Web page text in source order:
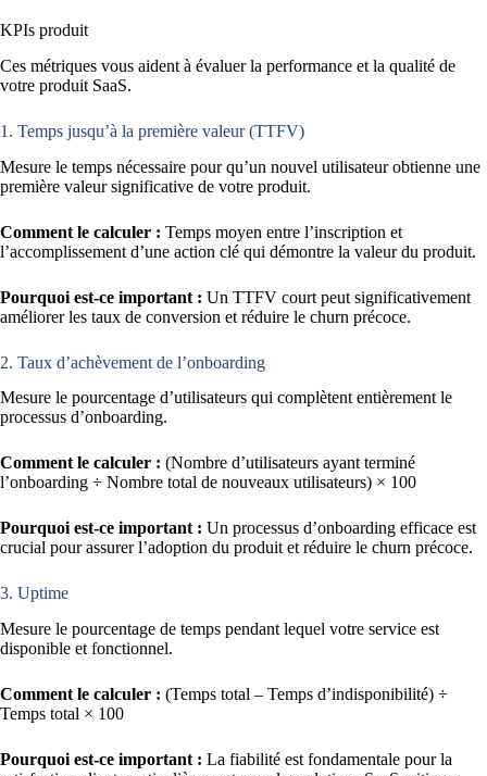
KPIs produit
Ces métriques vous aident à évaluer la performance et la qualité de
votre produit SaaS.
1. Temps jusqu’à la première valeur (TTFV)
Mesure le temps nécessaire pour qu’un nouvel utilisateur obtienne une
première valeur significative de votre produit.
Comment le calculer : Temps moyen entre l’inscription et
l’accomplissement d’une action clé qui démontre la valeur du produit.
Pourquoi est-ce important : Un TTFV court peut significativement
améliorer les taux de conversion et réduire le churn précoce.
2. Taux d’achèvement de l’onboarding
Mesure le pourcentage d’utilisateurs qui complètent entièrement le
processus d’onboarding.
Comment le calculer : (Nombre d’utilisateurs ayant terminé
l’onboarding ÷ Nombre total de nouveaux utilisateurs) × 100
Pourquoi est-ce important : Un processus d’onboarding efficace est
crucial pour assurer l’adoption du produit et réduire le churn précoce.
3. Uptime
Mesure le pourcentage de temps pendant lequel votre service est
disponible et fonctionnel.
Comment le calculer : (Temps total – Temps d’indisponibilité) ÷
Temps total × 100
Pourquoi est-ce important : La fiabilité est fondamentale pour la